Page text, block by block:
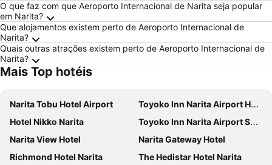
O que faz com que Aeroporto Internacional de Narita seja popular
em Narita?
Que alojamentos existem perto de Aeroporto Internacional de
Narita?
Quais outras atrações existem perto de Aeroporto Internacional de
Narita?
Mais Top hotéis
Narita Tobu Hotel Airport
Toyoko Inn Narita Airport Honkan
Hotel Nikko Narita
Toyoko Inn Narita Airport Shinkan
Narita View Hotel
Narita Gateway Hotel
Richmond Hotel Narita
The Hedistar Hotel Narita